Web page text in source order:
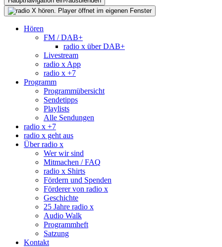
Hören
FM / DAB+
radio x über DAB+
Livestream
radio x App
radio x +7
Programm
Programmübersicht
Sendetipps
Playlists
Alle Sendungen
radio x +7
radio x geht aus
Über radio x
Wer wir sind
Mitmachen / FAQ
radio x Shirts
Fördern und Spenden
Förderer von radio x
Geschichte
25 Jahre radio x
Audio Walk
Programmheft
Satzung
Kontakt